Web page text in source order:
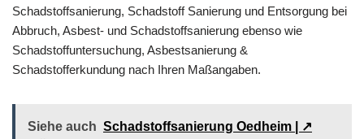
Schadstoffsanierung, Schadstoff Sanierung und Entsorgung bei
Abbruch, Asbest- und Schadstoffsanierung ebenso wie
Schadstoffuntersuchung, Asbestsanierung &
Schadstofferkundung nach Ihren Maßangaben.
Siehe auch Schadstoffsanierung Oedheim | ↗️